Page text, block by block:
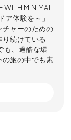
WITH MINIMAL
ア体験を～」
チャーのための
続けている
も、過酷な環
の旅の中でも素